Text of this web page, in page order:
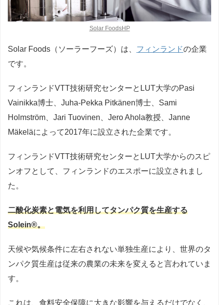
Solar FoodsHP
Solar Foods（ソーラーフーズ）は、 フィンランドの企業
です。
フィンランドVTT技術研究センターとLUT大学のPasi
Vainikka博士、Juha-Pekka Pitkänen博士、Sami
Holmström、Jari Tuovinen、Jero Ahola教授、Janne
Mäkeläによって2017年に設立された企業です。
フィンランドVTT技術研究センターとLUT大学からのスピ
ンオフとして、フィンランドのエスポーに設立されまし
た。
二酸化炭素と電気を利用してタンパク質を生産する
Solein®。
天候や気候条件に左右されない単独生産により、世界のタ
ンパク質生産は従来の農業の未来を変えると言われていま
す。
これは、食料安全保障に大きな影響を与えるだけでなく、